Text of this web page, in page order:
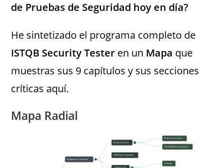
de Pruebas de Seguridad hoy en día?
He sintetizado el programa completo de
ISTQB Security Tester en un Mapa que
muestras sus 9 capítulos y sus secciones
críticas aquí.
Mapa Radial